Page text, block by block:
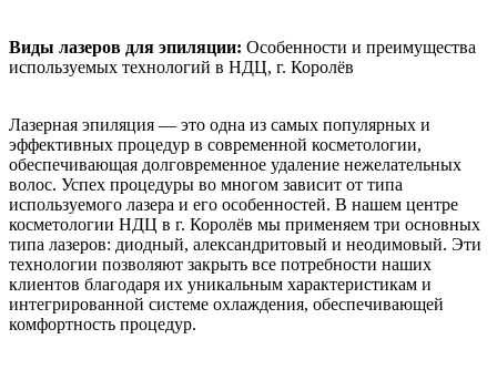
Виды лазеров для эпиляции: Особенности и преимущества
используемых технологий в НДЦ, г. Королёв
Лазерная эпиляция — это одна из самых популярных и
эффективных процедур в современной косметологии,
обеспечивающая долговременное удаление нежелательных
волос. Успех процедуры во многом зависит от типа
используемого лазера и его особенностей. В нашем центре
косметологии НДЦ в г. Королёв мы применяем три основных
типа лазеров: диодный, александритовый и неодимовый. Эти
технологии позволяют закрыть все потребности наших
клиентов благодаря их уникальным характеристикам и
интегрированной системе охлаждения, обеспечивающей
комфортность процедур.